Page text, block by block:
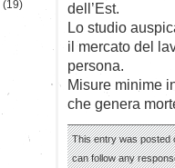
dell’Est.
Lo studio
il mercato del
persona.
Misure minime
che genera
This entry was posted
can follow any
(19)